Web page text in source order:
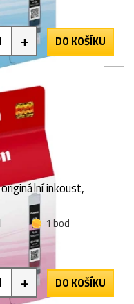
+ DO KOŠÍKU
inkoust,
1 bod
+ DO KOŠÍKU